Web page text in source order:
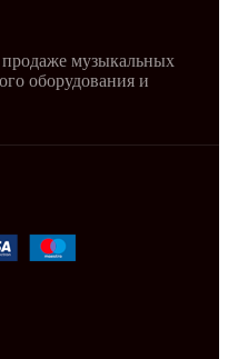
музыкальных
оборудования и